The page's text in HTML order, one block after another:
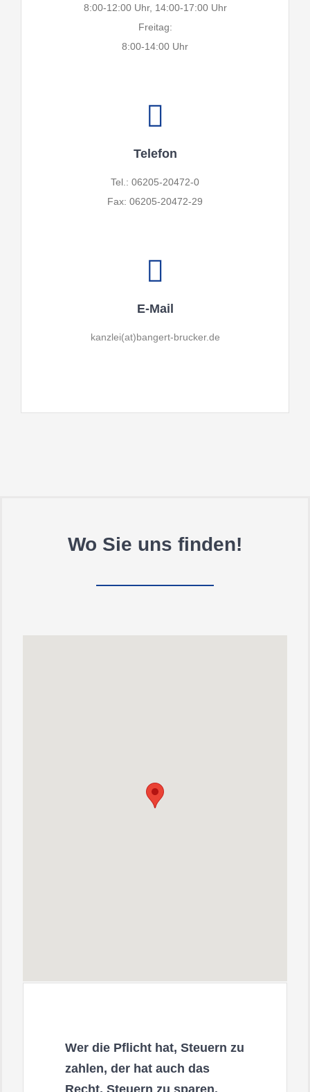
8:00-12:00 Uhr, 14:00-17:00 Uhr
Freitag:
8:00-14:00 Uhr
Telefon
Tel.: 06205-20472-0
Fax: 06205-20472-29
E-Mail
kanzlei(at)bangert-brucker.de
Wo Sie uns finden!
Wer die Pflicht hat, Steuern zu
zahlen, der hat auch das
Recht, Steuern zu sparen.